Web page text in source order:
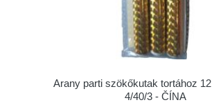
Arany parti szökőkutak tortához
4/40/3 - ČÍNA